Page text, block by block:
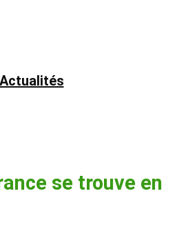
Actualités
se trouve en